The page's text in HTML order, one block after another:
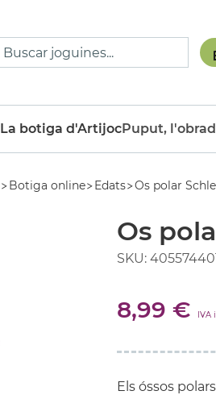
La botiga d'ArtijocPuput,
Botiga online Edats Os polar
Os
SKU:
8,99 € IVA
Els óssos